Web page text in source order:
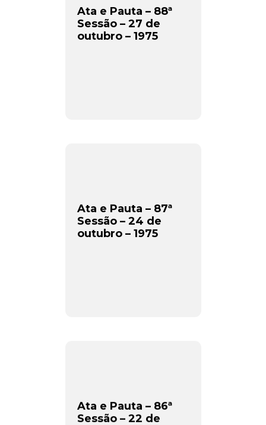
Ata e Pauta – 88ª
Sessão – 27 de
outubro – 1975
Ata e Pauta – 87ª
Sessão – 24 de
outubro – 1975
Ata e Pauta – 86ª
Sessão – 22 de